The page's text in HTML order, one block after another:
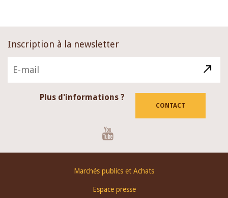
Inscription à la newsletter
Plus d'informations ?
CONTACT
Marchés publics et Achats
Espace presse